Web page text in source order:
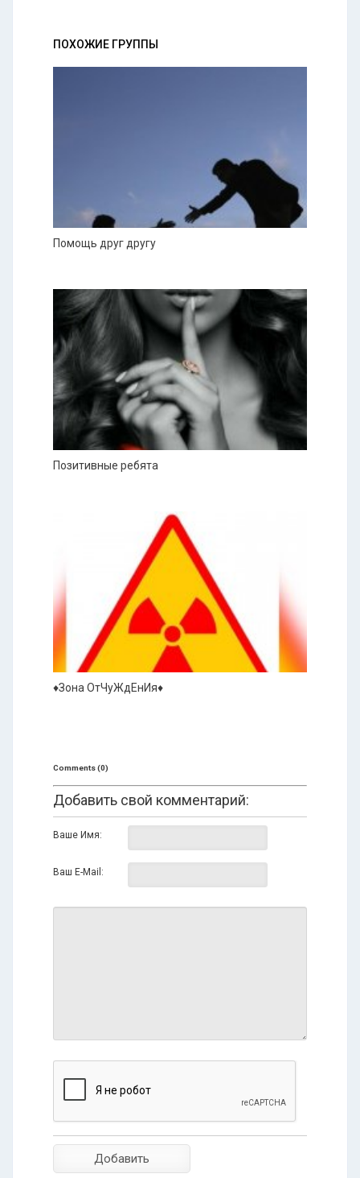
ПОХОЖИЕ ГРУППЫ
Помощь друг другу
Позитивные ребята
♦Зона ОтЧуЖдЕнИя♦
Comments (0)
Добавить свой комментарий:
Ваше Имя:
Ваш E-Mail: